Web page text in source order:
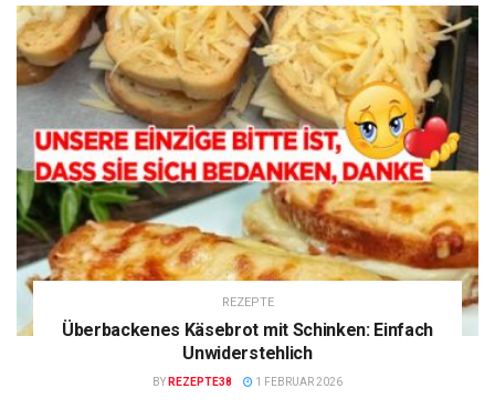
REZEPTE
Überbackenes Käsebrot mit Schinken: Einfach
Unwiderstehlich
BY REZEPTE38 1 FEBRUAR 2026